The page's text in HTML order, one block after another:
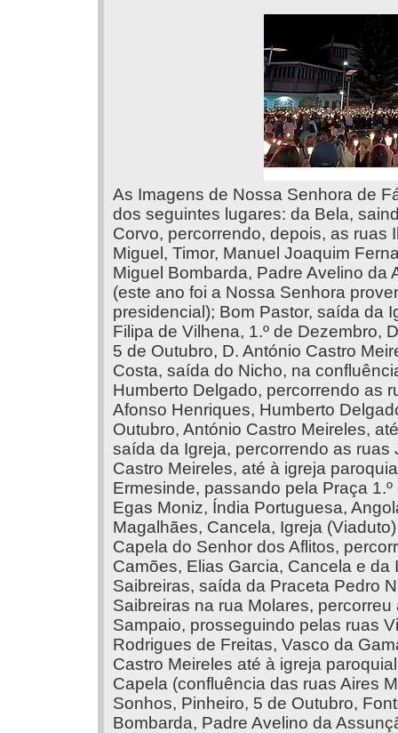
As Imagens de Nossa Senhora de
dos seguintes lugares: da Bela,
Corvo, percorrendo, depois, as ruas
Miguel, Timor, Manuel Joaquim
Miguel Bombarda, Padre Avelino da
(este ano foi a Nossa Senhora
presidencial); Bom Pastor, saída da
Filipa de Vilhena, 1.º de Dezembro,
5 de Outubro, D. António Castro
Costa, saída do Nicho, na
Humberto Delgado, percorrendo as
Afonso Henriques, Humberto
Outubro, António Castro Meireles,
saída da Igreja, percorrendo as ruas
Castro Meireles, até à igreja
Ermesinde, passando pela Praça
Egas Moniz, Índia Portuguesa,
Magalhães, Cancela, Igreja
Capela do Senhor dos Aflitos,
Camões, Elias Garcia, Cancela e
Saibreiras, saída da Praceta Pedro
Saibreiras na rua Molares,
Sampaio, prosseguindo pelas ruas
Rodrigues de Freitas, Vasco da
Castro Meireles até à igreja
Capela (confluência das ruas Aires
Sonhos, Pinheiro, 5 de Outubro,
Bombarda, Padre Avelino da